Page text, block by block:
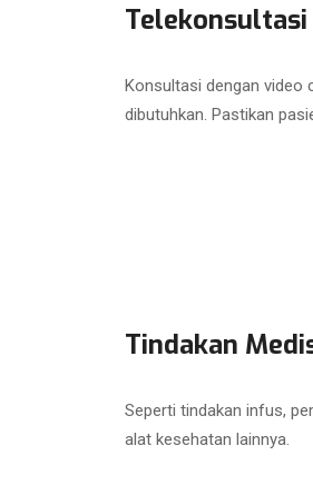
Konsultasi dengan video
dibutuhkan. Pastikan
Tindakan
Seperti tindakan infus,
alat kesehatan lainnya.